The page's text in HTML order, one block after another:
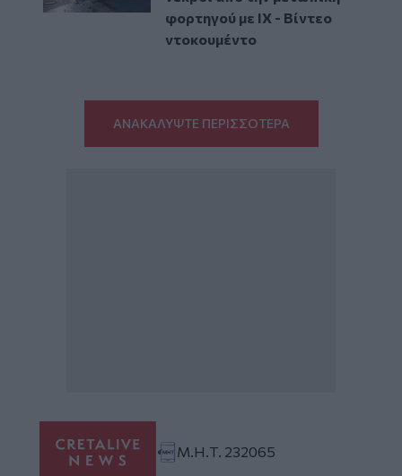
φορτηγού με ΙΧ - Βίντεο
ντοκουμέντο
ΑΝΑΚΑΛΥΨΤΕ ΠΕΡΙΣΣΟΤΕΡΑ
Μ.Η.Τ. 232065